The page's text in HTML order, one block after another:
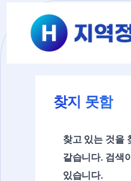
건너뛰기
찾지 못함
찾고 있는 것을
같습니다. 검색
있습니다.